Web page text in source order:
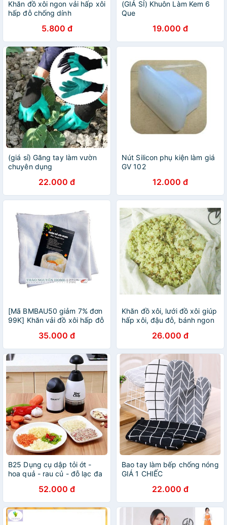
Khăn đồ xôi ngon vải hấp xôi
hấp đỗ chống dính
5.800 đ
(GIÁ SỈ) Khuôn Làm Kem 6
Que
19.000 đ
(giá sỉ) Găng tay làm vườn
chuyên dụng
22.000 đ
Nút Silicon phụ kiện làm giá
GV 102
12.000 đ
[Mã BMBAU50 giảm 7% đơn
99K] Khăn vải đồ xôi hấp đỗ
35.000 đ
Khăn đồ xôi, lưới đồ xôi giúp
hấp xôi, đậu đỗ, bánh ngon
26.000 đ
B25 Dụng cụ dập tỏi ớt -
hoa quả - rau củ - đỗ lạc đa
52.000 đ
Bao tay làm bếp chống nóng
GIÁ 1 CHIẾC
22.000 đ